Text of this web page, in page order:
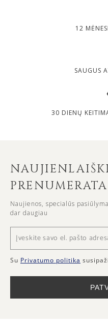
12
SAUGUS
30 DIENŲ
PRENUMERATA
Naujienos, specialūs
dar daugiau
Su Privatumo politika